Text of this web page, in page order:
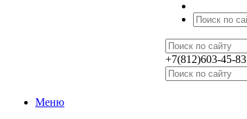
+7(812)603-45-83
Меню